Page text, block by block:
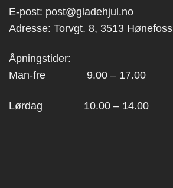
E-post: post@gladehjul.no
Adresse: Torvgt. 8, 3513 Hønefoss
Åpningstider:
Man-fre 9.00 – 17.00
Lørdag 10.00 – 14.00